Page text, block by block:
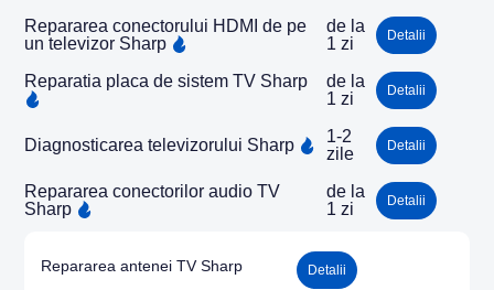
Repararea conectorului HDMI de pe
un televizor Sharp
de la
1 zi
Detalii
Reparatia placa de sistem TV Sharp
de la
1 zi
Detalii
Diagnosticarea televizorului Sharp
1-2
zile
Detalii
Repararea conectorilor audio TV
Sharp
de la
1 zi
Detalii
Repararea antenei TV Sharp Detalii